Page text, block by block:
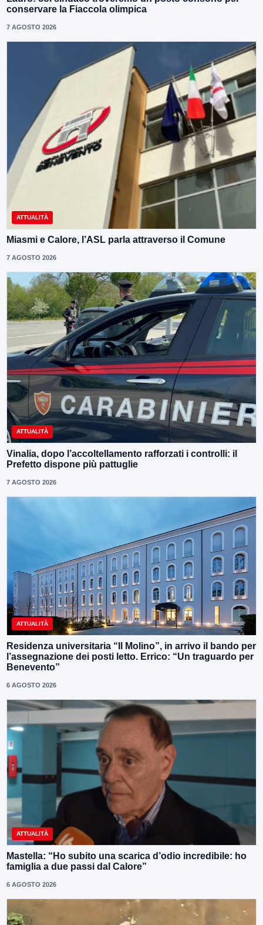
conservare la Fiaccola olimpica
7 AGOSTO 2026
ATTUALITÀ
Miasmi e Calore, l’ASL parla attraverso il Comune
7 AGOSTO 2026
ATTUALITÀ
Vinalia, dopo l’accoltellamento rafforzati i controlli: il
Prefetto dispone più pattuglie
7 AGOSTO 2026
ATTUALITÀ
Residenza universitaria “Il Molino”, in arrivo il bando per
l’assegnazione dei posti letto. Errico: “Un traguardo per
Benevento”
6 AGOSTO 2026
ATTUALITÀ
Mastella: “Ho subito una scarica d’odio incredibile: ho
famiglia a due passi dal Calore”
6 AGOSTO 2026